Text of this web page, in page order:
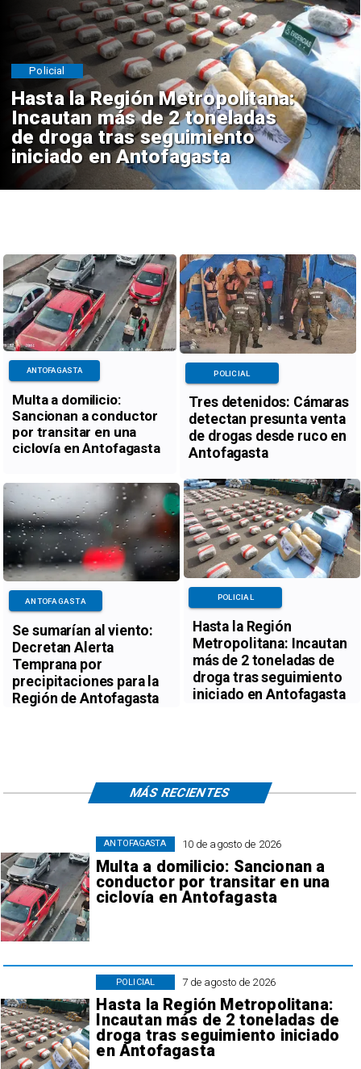
Hasta la Región Metropolitana:
Incautan más de 2 toneladas
de droga tras seguimiento
iniciado en Antofagasta
Policial
Multa a domilicio:
Sancionan a conductor
por transitar en una
ciclovía en Antofagasta
ANTOFAGASTA
Tres detenidos: Cámaras
detectan presunta venta
de drogas desde ruco en
Antofagasta
POLICIAL
Se sumarían al viento:
Decretan Alerta
Temprana por
precipitaciones para la
Región de Antofagasta
ANTOFAGASTA
Hasta la Región
Metropolitana: Incautan
más de 2 toneladas de
droga tras seguimiento
iniciado en Antofagasta
POLICIAL
10 de agosto de 2026
Multa a domilicio: Sancionan a
conductor por transitar en una
ciclovía en Antofagasta
ANTOFAGASTA
7 de agosto de 2026
Hasta la Región Metropolitana:
Incautan más de 2 toneladas de
droga tras seguimiento iniciado
en Antofagasta
POLICIAL
MÁS RECIENTES